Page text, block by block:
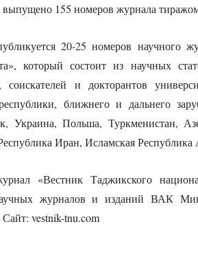
155 номеров журнала
20-25 номеров научного
который состоит из научных
соискателей и докторантов
ближнего и дальнего
Украина, Польша, Туркменистан,
Иран, Исламская Республика
«Вестник Таджикского
журналов и изданий ВАК
: vestnik-tnu.com